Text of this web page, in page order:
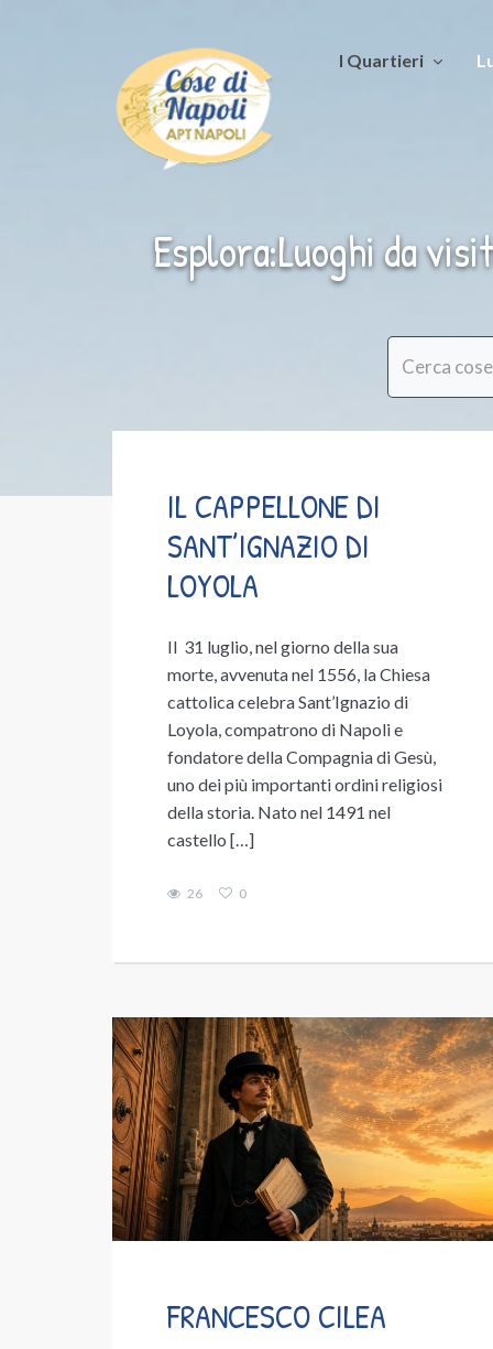
I Quartieri
Esplora:Luoghi da
IL CAPPELLONE DI
SANT’IGNAZIO DI
LOYOLA
Il 31 luglio, nel giorno della sua
morte, avvenuta nel 1556, la Chiesa
cattolica celebra Sant’Ignazio di
Loyola, compatrono di Napoli e
fondatore della Compagnia di Gesù,
uno dei più importanti ordini religiosi
della storia. Nato nel 1491 nel
castello […]
26 0
FRANCESCO CILEA